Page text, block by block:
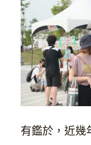
有鑑於，近幾